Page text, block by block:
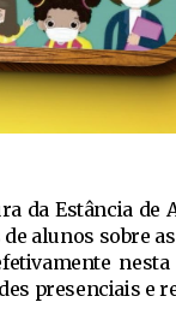
da Estância de
alunos sobre
presenciais e